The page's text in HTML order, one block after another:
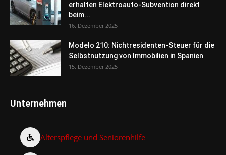
erhalten Elektroauto-Subvention direkt
beim...
16. Dezember 2025
Modelo 210: Nichtresidenten-Steuer für die
Selbstnutzung von Immobilien in Spanien
15. Dezember 2025
Unternehmen
Alterspflege und Seniorenhilfe